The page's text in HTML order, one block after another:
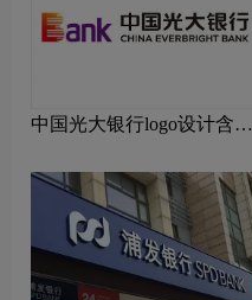
中国光大银行logo设计含义